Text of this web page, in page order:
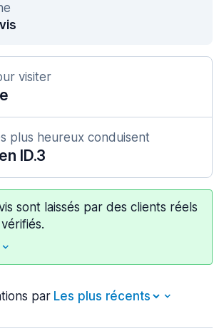
visiter
plus heureux conduisent
ID.3
sont laissés par des clients réels
par